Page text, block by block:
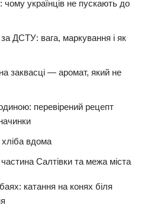
українців не пускають до
за ДСТУ: вага, маркування і як
заквасці — аромат, який не
перевірений рецепт
вдома
Салтівки та межа міста
катання на конях біля